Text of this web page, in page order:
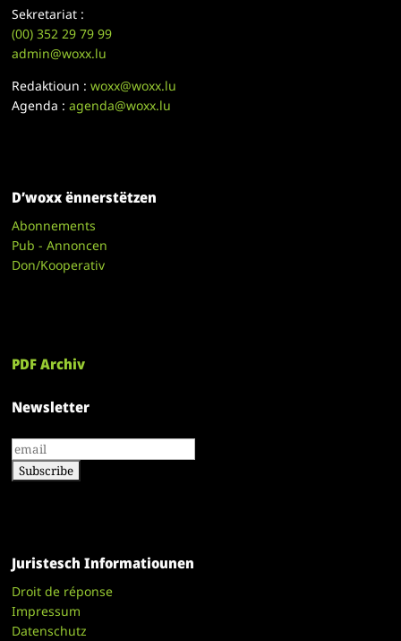
Sekretariat :
(00)352 29 79 99
admin@woxx.lu
Redaktioun :woxx@woxx.lu
Agenda :agenda@woxx.lu
D’woxx ënnerstëtzen
Abonnements
Pub - Annoncen
Don/Kooperativ
PDF Archiv
Newsletter
Juristesch Informatiounen
Droit de réponse
Impressum
Datenschutz